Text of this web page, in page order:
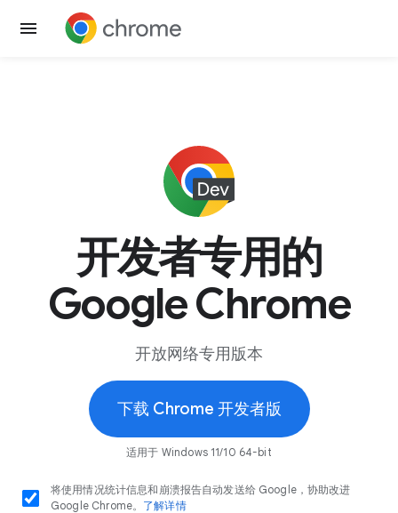
开发者专用的
Google Chrome
开放网络专用版本
下载 Chrome 开发者版
适用于 Windows 11/10 64-bit
将使用情况统计信息和崩溃报告自动发送给 Google，协助改进
Google Chrome。 了解详情